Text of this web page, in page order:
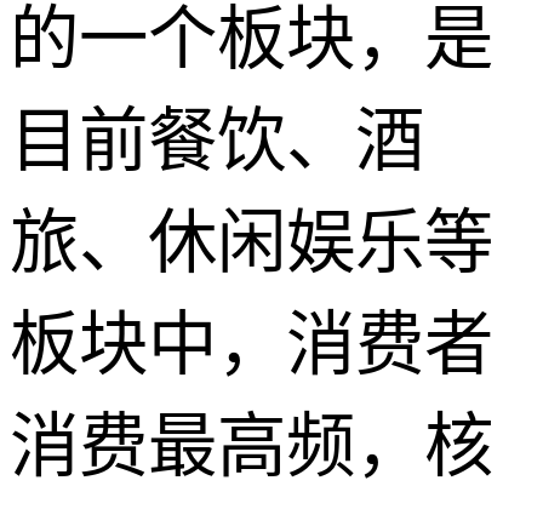
的一个板块，是
目前餐饮、酒
旅、休闲娱乐等
板块中，消费者
消费最高频，核